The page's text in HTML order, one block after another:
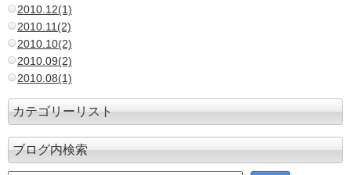
2010.12(1)
2010.11(2)
2010.10(2)
2010.09(2)
2010.08(1)
カテゴリーリスト
ブログ内検索